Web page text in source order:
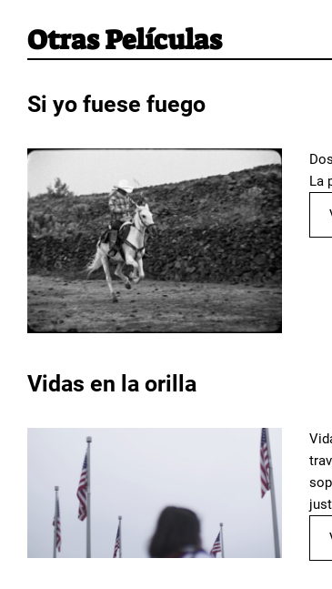
Otras Películas
Si yo fuese fuego
La
Vidas en la orilla